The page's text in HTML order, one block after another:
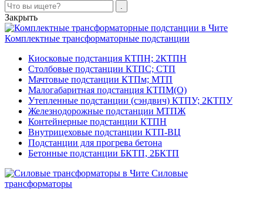
Закрыть
Комплектные трансформаторные подстанции
Киосковые подстанция КТПН; 2КТПН
Столбовые подстанции КТПС; СТП
Мачтовые подстанции КТПм; МТП
Малогабаритная подстанция КТПМ(О)
Утепленные подстанции (сэндвич) КТПУ; 2КТПУ
Железнодорожные подстанции МТПЖ
Контейнерные подстанции КТПН
Внутрицеховые подстанции КТП-ВЦ
Подстанции для прогрева бетона
Бетонные подстанции БКТП, 2БКТП
Силовые
трансформаторы